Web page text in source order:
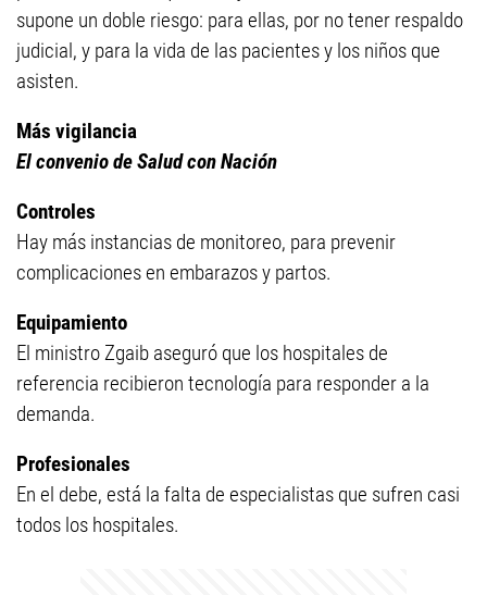
supone un doble riesgo: para ellas, por no tener respaldo
judicial, y para la vida de las pacientes y los niños que
asisten.
Más vigilancia
El convenio de Salud con Nación
Controles
Hay más instancias de monitoreo, para prevenir
complicaciones en embarazos y partos.
Equipamiento
El ministro Zgaib aseguró que los hospitales de
referencia recibieron tecnología para responder a la
demanda.
Profesionales
En el debe, está la falta de especialistas que sufren casi
todos los hospitales.